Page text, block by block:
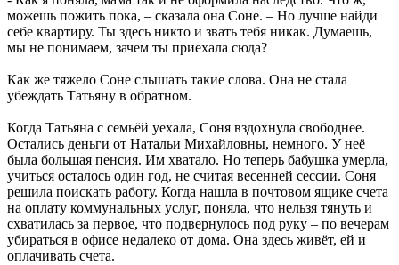
можешь пожить пока, – сказала она Соне. – Но лучше найди
себе квартиру. Ты здесь никто и звать тебя никак. Думаешь,
мы не понимаем, зачем ты приехала сюда?
Как же тяжело Соне слышать такие слова. Она не стала
убеждать Татьяну в обратном.
Когда Татьяна с семьёй уехала, Соня вздохнула свободнее.
Остались деньги от Натальи Михайловны, немного. У неё
была большая пенсия. Им хватало. Но теперь бабушка умерла,
учиться осталось один год, не считая весенней сессии. Соня
решила поискать работу. Когда нашла в почтовом ящике счета
на оплату коммунальных услуг, поняла, что нельзя тянуть и
схватилась за первое, что подвернулось под руку – по вечерам
убираться в офисе недалеко от дома. Она здесь живёт, ей и
оплачивать счета.